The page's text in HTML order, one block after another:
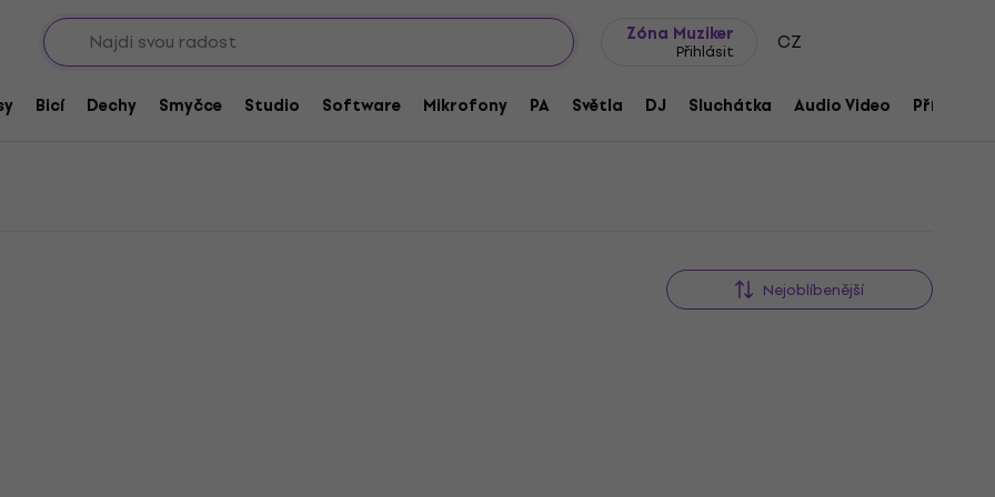
Zóna Muziker
Přihlásit CZ
Bicí Dechy Smyčce Studio Software Mikrofony PA Světla DJ Sluchátka Audio Video
mikrofony
mikrofony
Nejoblíbenější